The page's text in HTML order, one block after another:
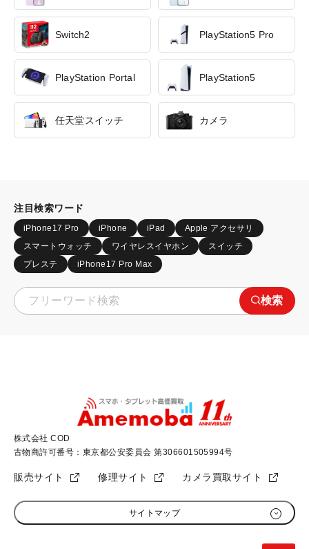
Switch2 PlayStation5 Pro
PlayStation Portal PlayStation5
任天堂スイッチ カメラ
注目検索ワード
iPhone17 Pro iPhone iPad
Apple アクセサリ
スマートウォッチ
ワイヤレスイヤホン
スイッチ
プレステ
iPhone17 Pro Max
検索
株式会社 COD
古物商許可番号：東京都公安委員会 第306601505994号
販売サイト 修理サイト カメラ買取サイト
サイトマップ